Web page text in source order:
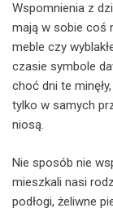
Wspomnienia z
mają w sobie coś
meble czy
czasie symbole
choć dni te
tylko w samych
niosą.
Nie sposób nie
mieszkali nasi
podłogi, żeliwne